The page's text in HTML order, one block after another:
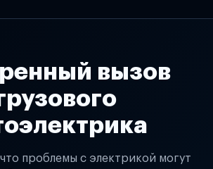
вызов
проблемы с электрикой могут